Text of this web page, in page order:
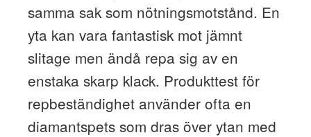
samma sak som nötningsmotstånd. En
yta kan vara fantastisk mot jämnt
slitage men ändå repa sig av en
enstaka skarp klack. Produkttest för
repbeständighet använder ofta en
diamantspets som dras över ytan med